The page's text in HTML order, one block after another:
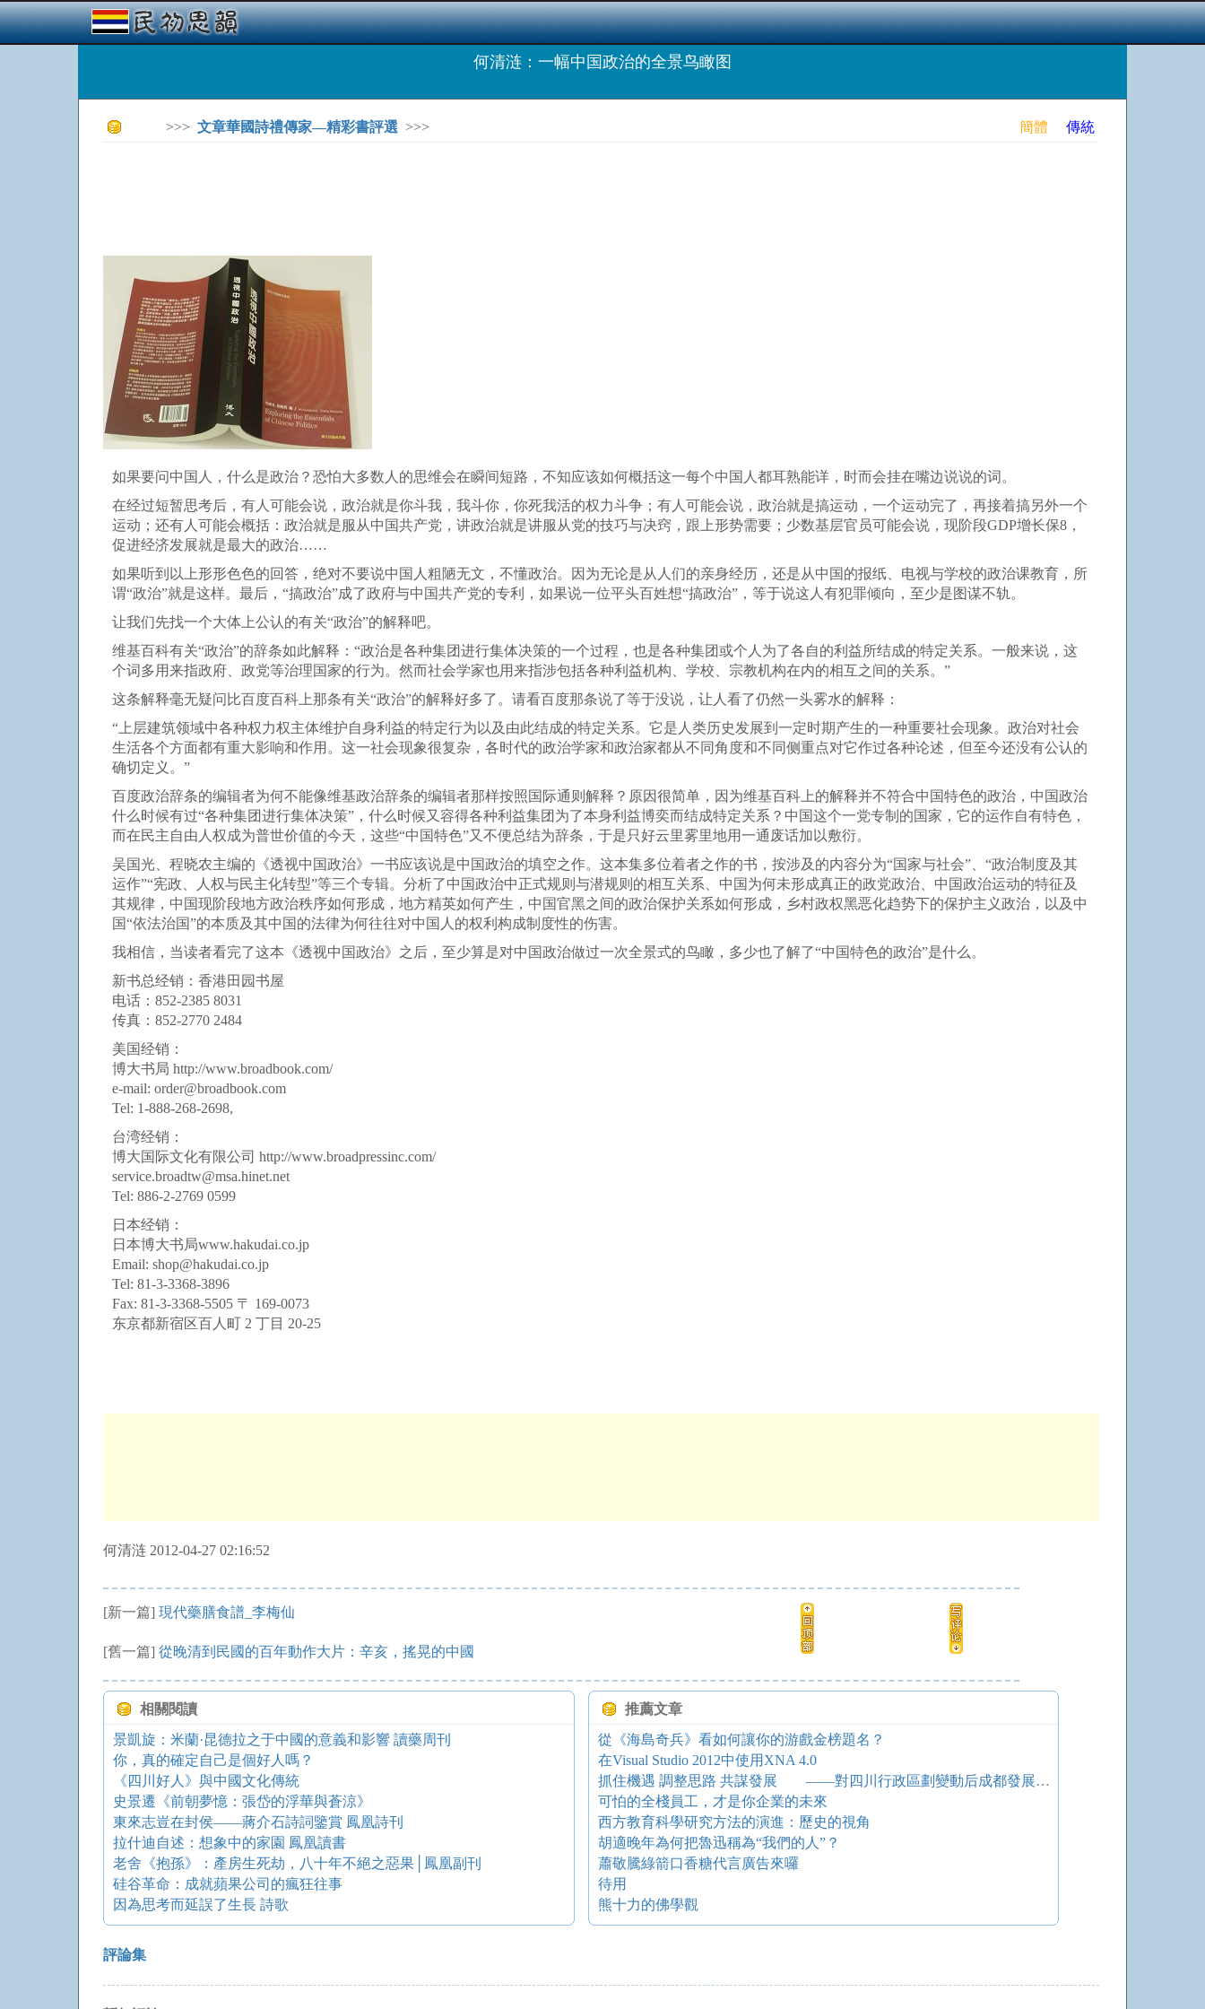
何清涟：一幅中国政治的全景鸟瞰图
>>> 文章華國詩禮傳家—精彩書評選 >>> 簡體 傳統
如果要问中国人，什么是政治？恐怕大多数人的思维会在瞬间短路，不知应该如何概括这一每个中国人都耳熟能详，时而会挂在嘴边说说的词。
在经过短暂思考后，有人可能会说，政治就是你斗我，我斗你，你死我活的权力斗争；有人可能会说，政治就是搞运动，一个运动完了，再接着搞另外一个
运动；还有人可能会概括：政治就是服从中国共产党，讲政治就是讲服从党的技巧与决窍，跟上形势需要；少数基层官员可能会说，现阶段GDP增长保8，
促进经济发展就是最大的政治……
如果听到以上形形色色的回答，绝对不要说中国人粗陋无文，不懂政治。因为无论是从人们的亲身经历，还是从中国的报纸、电视与学校的政治课教育，所
谓“政治”就是这样。最后，“搞政治”成了政府与中国共产党的专利，如果说一位平头百姓想“搞政治”，等于说这人有犯罪倾向，至少是图谋不轨。
让我们先找一个大体上公认的有关“政治”的解释吧。
维基百科有关“政治”的辞条如此解释：“政治是各种集团进行集体决策的一个过程，也是各种集团或个人为了各自的利益所结成的特定关系。一般来说，这
个词多用来指政府、政党等治理国家的行为。然而社会学家也用来指涉包括各种利益机构、学校、宗教机构在内的相互之间的关系。”
这条解释毫无疑问比百度百科上那条有关“政治”的解释好多了。请看百度那条说了等于没说，让人看了仍然一头雾水的解释：
“上层建筑领域中各种权力权主体维护自身利益的特定行为以及由此结成的特定关系。它是人类历史发展到一定时期产生的一种重要社会现象。政治对社会
生活各个方面都有重大影响和作用。这一社会现象很复杂，各时代的政治学家和政治家都从不同角度和不同侧重点对它作过各种论述，但至今还没有公认的
确切定义。”
百度政治辞条的编辑者为何不能像维基政治辞条的编辑者那样按照国际通则解释？原因很简单，因为维基百科上的解释并不符合中国特色的政治，中国政治
什么时候有过“各种集团进行集体决策”，什么时候又容得各种利益集团为了本身利益博奕而结成特定关系？中国这个一党专制的国家，它的运作自有特色，
而在民主自由人权成为普世价值的今天，这些“中国特色”又不便总结为辞条，于是只好云里雾里地用一通废话加以敷衍。
吴国光、程晓农主编的《透视中国政治》一书应该说是中国政治的填空之作。这本集多位着者之作的书，按涉及的内容分为“国家与社会”、“政治制度及其
运作”“宪政、人权与民主化转型”等三个专辑。分析了中国政治中正式规则与潜规则的相互关系、中国为何未形成真正的政党政治、中国政治运动的特征及
其规律，中国现阶段地方政治秩序如何形成，地方精英如何产生，中国官黑之间的政治保护关系如何形成，乡村政权黑恶化趋势下的保护主义政治，以及中
国“依法治国”的本质及其中国的法律为何往往对中国人的权利构成制度性的伤害。
我相信，当读者看完了这本《透视中国政治》之后，至少算是对中国政治做过一次全景式的鸟瞰，多少也了解了“中国特色的政治”是什么。
新书总经销：香港田园书屋
电话：852-2385 8031
传真：852-2770 2484
美国经销：
博大书局 http://www.broadbook.com/
e-mail: order@broadbook.com
Tel: 1-888-268-2698,
台湾经销：
博大国际文化有限公司 http://www.broadpressinc.com/
service.broadtw@msa.hinet.net
Tel: 886-2-2769 0599
日本经销：
日本博大书局www.hakudai.co.jp
Email: shop@hakudai.co.jp
Tel: 81-3-3368-3896
Fax: 81-3-3368-5505 〒 169-0073
东京都新宿区百人町 2 丁目 20-25
何清涟 2012-04-27 02:16:52
[新一篇] 現代藥膳食譜_李梅仙
[舊一篇] 從晚清到民國的百年動作大片：辛亥，搖晃的中國
相關閱讀
景凱旋：米蘭·昆德拉之于中國的意義和影響 讀藥周刊
你，真的確定自己是個好人嗎？
《四川好人》與中國文化傳統
史景遷《前朝夢憶：張岱的浮華與蒼涼》
東來志豈在封侯——蔣介石詩詞鑒賞 鳳凰詩刊
拉什迪自述：想象中的家園 鳳凰讀書
老舍《抱孫》：產房生死劫，八十年不絕之惡果│鳳凰副刊
硅谷革命：成就蘋果公司的瘋狂往事
因為思考而延誤了生長 詩歌
推薦文章
從《海島奇兵》看如何讓你的游戲金榜題名？
在Visual Studio 2012中使用XNA 4.0
抓住機遇 調整思路 共謀發展 ——對四川行政區劃變動后成都發展對策的探討
可怕的全棧員工，才是你企業的未來
西方教育科學研究方法的演進：歷史的視角
胡適晚年為何把魯迅稱為“我們的人”？
蕭敬騰綠箭口香糖代言廣告來囉
待用
熊十力的佛學觀
評論集